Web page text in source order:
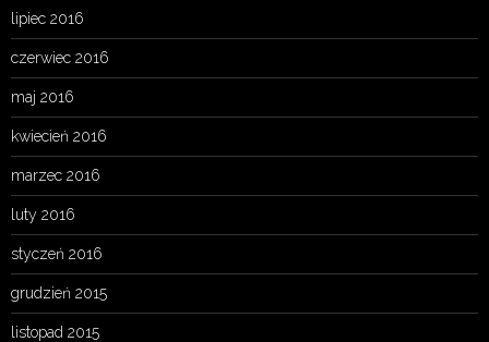
lipiec 2016
czerwiec 2016
maj 2016
kwiecień 2016
marzec 2016
luty 2016
styczeń 2016
grudzień 2015
listopad 2015